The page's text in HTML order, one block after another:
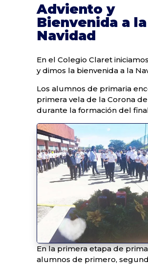
Adviento y
Bienvenida a la
Navidad
En el Colegio Claret
y dimos la bienvenida a la
Los alumnos de primaria
primera vela de la Corona
durante la formación del
En la primera etapa de
alumnos de primero,